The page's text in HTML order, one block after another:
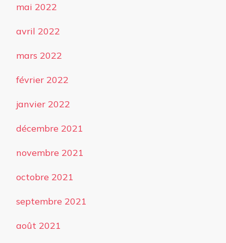
mai 2022
avril 2022
mars 2022
février 2022
janvier 2022
décembre 2021
novembre 2021
octobre 2021
septembre 2021
août 2021